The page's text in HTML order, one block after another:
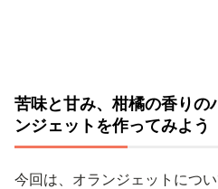
苦味と甘み、柑橘の香りの
ンジェットを作ってみよう
今回は、オランジェットにつ